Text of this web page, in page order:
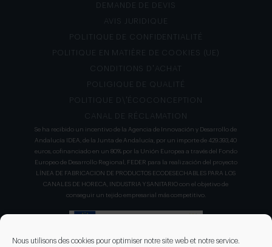
Nous utilisons des cookies pour optimiser notre site web et notre service.
DEMANDE DE DEVIS
POLITIQUE EN MATIÈRE DE COOKIES (UE)
POLIGIQUE DE QUALITÉ
CANAL DE RÉCLAMATION
Se ha recibido un incentivo de la Agencia de Innovación y Desarrollo de
Andalucía IDEA, de la Junta de Andalucía, por un importe de 429.393,40
euros, cofinanciado en un 80% por la Unión Europea a través del Fondo
Europeo de Desarrollo Regional, FEDER para la realización del proyecto
LÍNEA DE FABRICACION DE PRODUCTOS ECODESECHABLES PARA LOS
CANALES DE HORECA, INDUSTRIA Y SANITARIO con el objetivo de
conseguir un tejido empresarial más competitivo.